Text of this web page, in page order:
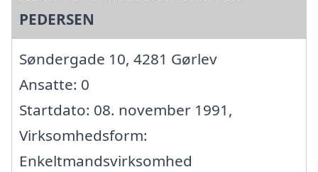
PEDERSEN
Søndergade 10, 4281 Gørlev
Ansatte: 0
Startdato: 08. november 1991,
Virksomhedsform:
Enkeltmandsvirksomhed